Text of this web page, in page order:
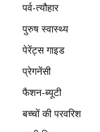
पर्व-त्यौहार
पुरुष स्वास्थ्य
पेरेंट्स गाइड
प्रेगनेंसी
फैशन-ब्यूटी
बच्चों की परवरिश